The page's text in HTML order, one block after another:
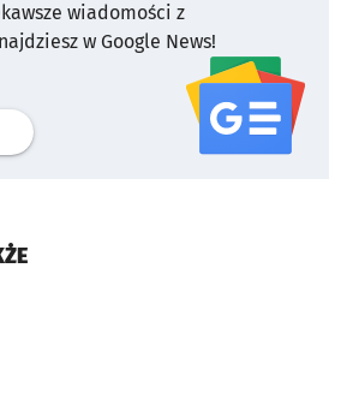
wiadomości z
w Google News!
profil serwisu